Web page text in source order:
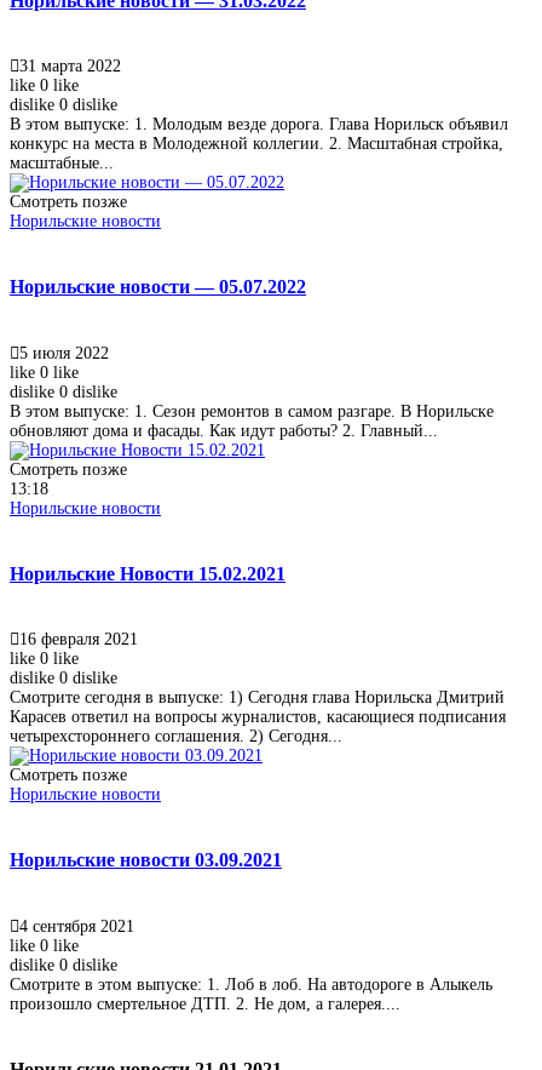
31 марта 2022
like 0 like
dislike 0 dislike
В этом выпуске: 1. Молодым везде дорога. Глава Норильск объявил
конкурс на места в Молодежной коллегии. 2. Масштабная стройка,
масштабные...
Смотреть позже
Норильские новости
Норильские новости — 05.07.2022
5 июля 2022
like 0 like
dislike 0 dislike
В этом выпуске: 1. Сезон ремонтов в самом разгаре. В Норильске
обновляют дома и фасады. Как идут работы? 2. Главный...
Смотреть позже
13:18
Норильские новости
Норильские Новости 15.02.2021
16 февраля 2021
like 0 like
dislike 0 dislike
Смотрите сегодня в выпуске: 1) Сегодня глава Норильска Дмитрий
Карасев ответил на вопросы журналистов, касающиеся подписания
четырехстороннего соглашения. 2) Сегодня...
Смотреть позже
Норильские новости
Норильские новости 03.09.2021
4 сентября 2021
like 0 like
dislike 0 dislike
Смотрите в этом выпуске: 1. Лоб в лоб. На автодороге в Алыкель
произошло смертельное ДТП. 2. Не дом, а галерея....